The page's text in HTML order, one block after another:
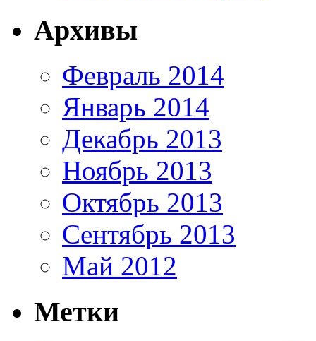
Архивы
Февраль 2014
Январь 2014
Декабрь 2013
Ноябрь 2013
Октябрь 2013
Сентябрь 2013
Май 2012
Метки